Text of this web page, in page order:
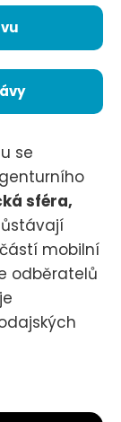
se
sféra,
mobilní
odběratelů